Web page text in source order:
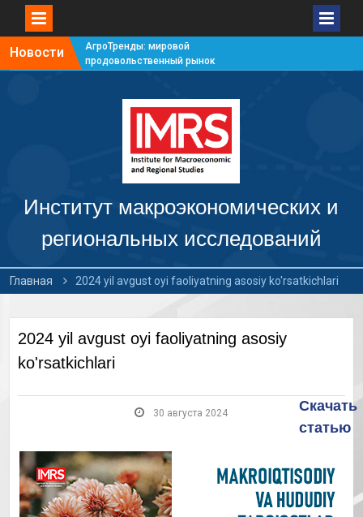
Новости
АгроТренды: мировой
продовольственный рынок
продовольственный рынок
АгроТренды: мировой
продовольственный рынок
АгроТренды: мировой
#4
Институт макроэкономических и
региональных исследований
Главная 2024 yil avgust oyi faoliyatning asosiy ko'rsatkichlari
2024 yil avgust oyi faoliyatning asosiy
ko'rsatkichlari
30 августа 2024
Скачать
статью